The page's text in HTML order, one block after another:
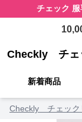
チェック 服
Checkly チェ
新着商品
Checkly チェック